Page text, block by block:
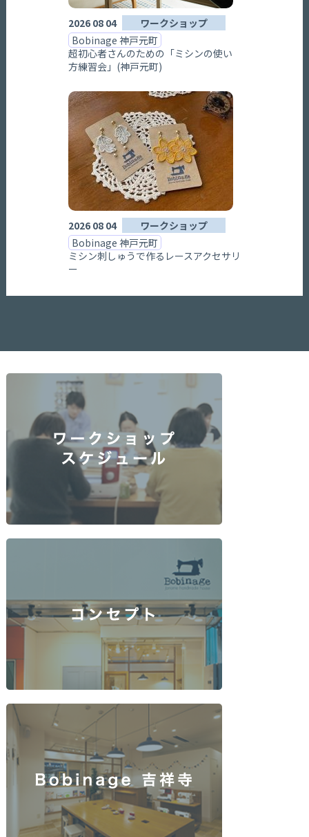
2026 08 04
ワークショップ
Bobinage 神戸元町
超初心者さんのための「ミシンの使い
方練習会」(神戸元町)
2026 08 04
ワークショップ
Bobinage 神戸元町
ミシン刺しゅうで作るレースアクセサリ
ー